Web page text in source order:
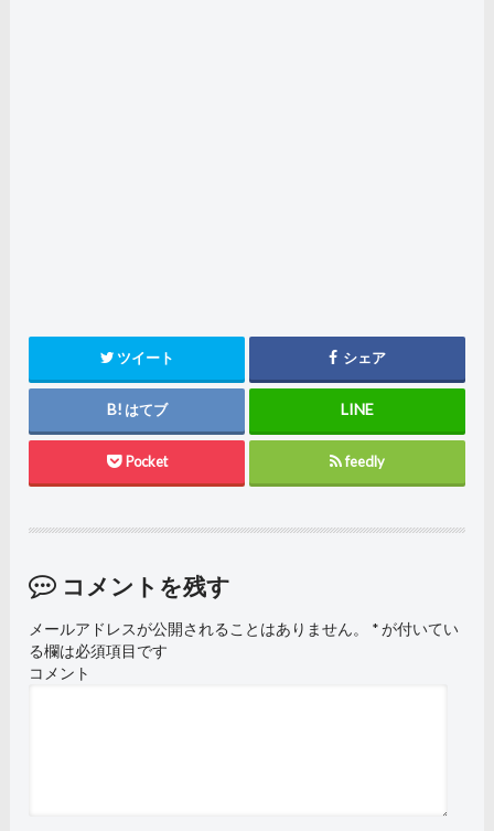
ツイート シェア
はてブ
Pocket feedly
コメントを残す
メールアドレスが公開されることはありません。 *が付いてい
る欄は必須項目です
コメント